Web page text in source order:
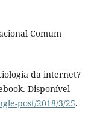
Comum
da internet?
Disponível
post/2018/3/25.